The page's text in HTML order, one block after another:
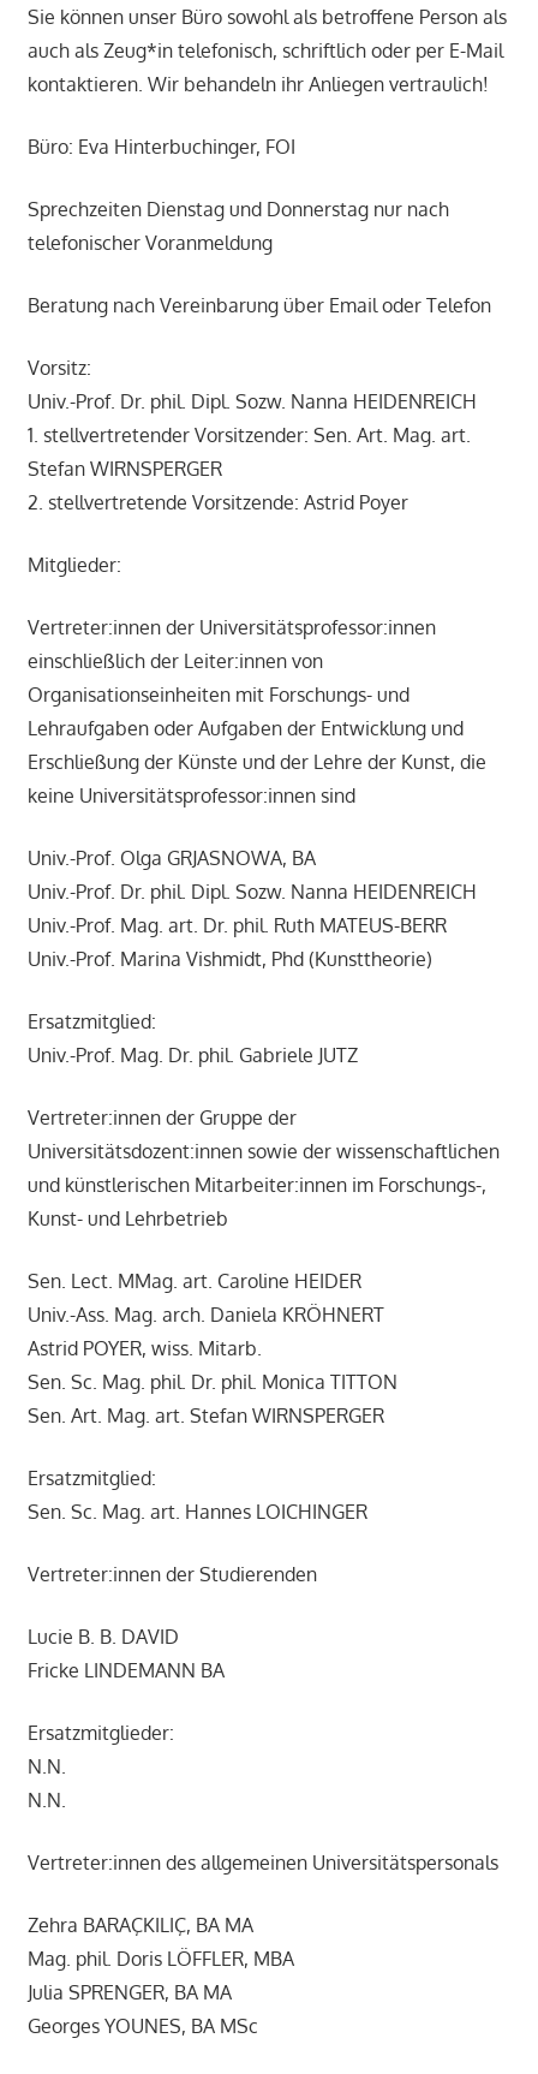
Sie können unser Büro sowohl als betroffene Person als
auch als Zeug*in telefonisch, schriftlich oder per E-Mail
kontaktieren. Wir behandeln ihr Anliegen vertraulich!
Büro: Eva Hinterbuchinger, FOI
Sprechzeiten Dienstag und Donnerstag nur nach
telefonischer Voranmeldung
Beratung nach Vereinbarung über Email oder Telefon
Vorsitz:
Univ.-Prof. Dr. phil. Dipl. Sozw. Nanna HEIDENREICH
1. stellvertretender Vorsitzender: Sen. Art. Mag. art.
Stefan WIRNSPERGER
2. stellvertretende Vorsitzende: Astrid Poyer
Mitglieder:
Vertreter:innen der Universitätsprofessor:innen
einschließlich der Leiter:innen von
Organisationseinheiten mit Forschungs- und
Lehraufgaben oder Aufgaben der Entwicklung und
Erschließung der Künste und der Lehre der Kunst, die
keine Universitätsprofessor:innen sind
Univ.-Prof. Olga GRJASNOWA, BA
Univ.-Prof. Dr. phil. Dipl. Sozw. Nanna HEIDENREICH
Univ.-Prof. Mag. art. Dr. phil. Ruth MATEUS-BERR
Univ.-Prof. Marina Vishmidt, Phd (Kunsttheorie)
Ersatzmitglied:
Univ.-Prof. Mag. Dr. phil. Gabriele JUTZ
Vertreter:innen der Gruppe der
Universitätsdozent:innen sowie der wissenschaftlichen
und künstlerischen Mitarbeiter:innen im Forschungs-,
Kunst- und Lehrbetrieb
Sen. Lect. MMag. art. Caroline HEIDER
Univ.-Ass. Mag. arch. Daniela KRÖHNERT
Astrid POYER, wiss. Mitarb.
Sen. Sc. Mag. phil. Dr. phil. Monica TITTON
Sen. Art. Mag. art. Stefan WIRNSPERGER
Ersatzmitglied:
Sen. Sc. Mag. art. Hannes LOICHINGER
Vertreter:innen der Studierenden
Lucie B. B. DAVID
Fricke LINDEMANN BA
Ersatzmitglieder:
N.N.
N.N.
Vertreter:innen des allgemeinen Universitätspersonals
Zehra BARAÇKILIÇ, BA MA
Mag. phil. Doris LÖFFLER, MBA
Julia SPRENGER, BA MA
Georges YOUNES, BA MSc